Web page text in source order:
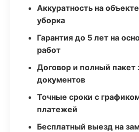
Аккуратность на
уборка
Гарантия до 5 лет на
работ
Договор и полный
документов
Точные сроки с
платежей
Бесплатный выезд на